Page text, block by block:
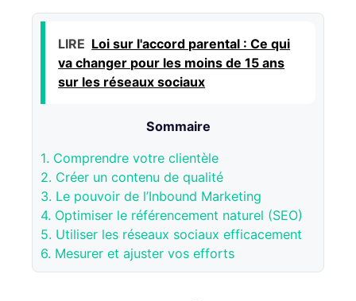
LIRE Loi sur l'accord parental : Ce qui
va changer pour les moins de 15 ans
sur les réseaux sociaux
Sommaire
1. Comprendre votre clientèle
2. Créer un contenu de qualité
3. Le pouvoir de l’Inbound Marketing
4. Optimiser le référencement naturel (SEO)
5. Utiliser les réseaux sociaux efficacement
6. Mesurer et ajuster vos efforts